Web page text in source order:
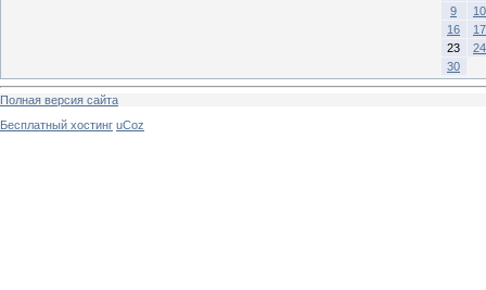
9
10
16
17
23
24
30
Полная версия сайта
Бесплатный хостинг uCoz